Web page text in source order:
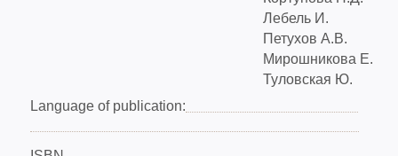
Лебель И.
Петухов А.В.
Мирошникова Е.
Туловская Ю.
Language of publication: